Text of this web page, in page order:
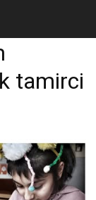
tamirci